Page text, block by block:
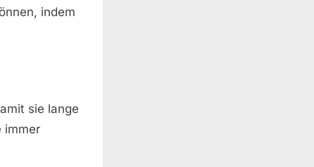
indem
sie lange
immer